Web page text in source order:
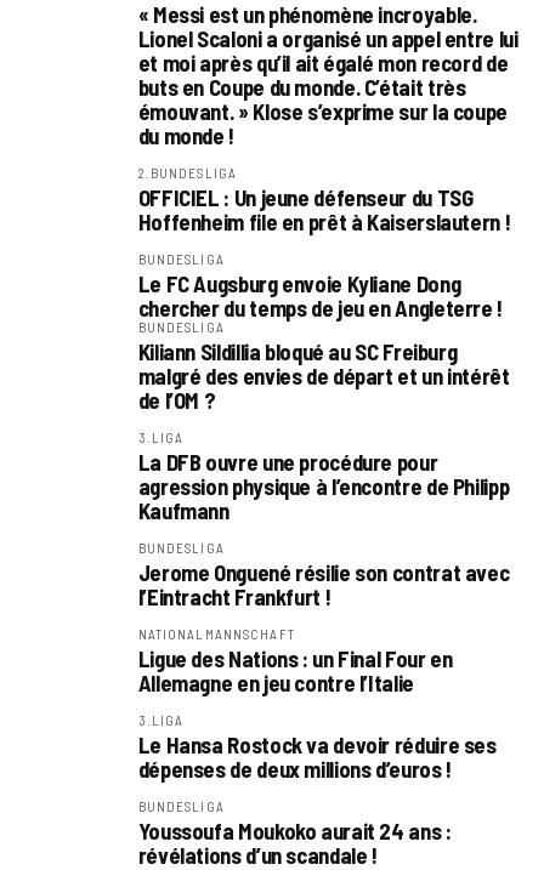
« Messi est un phénomène incroyable.
Lionel Scaloni a organisé un appel entre lui
et moi après qu’il ait égalé mon record de
buts en Coupe du monde. C’était très
émouvant. » Klose s’exprime sur la coupe
du monde !
2.BUNDESLIGA
OFFICIEL : Un jeune défenseur du TSG
Hoffenheim file en prêt à Kaiserslautern !
BUNDESLIGA
Le FC Augsburg envoie Kyliane Dong
chercher du temps de jeu en Angleterre !
BUNDESLIGA
Kiliann Sildillia bloqué au SC Freiburg
malgré des envies de départ et un intérêt
de l’OM ?
3.LIGA
La DFB ouvre une procédure pour
agression physique à l’encontre de Philipp
Kaufmann
BUNDESLIGA
Jerome Onguené résilie son contrat avec
l’Eintracht Frankfurt !
NATIONALMANNSCHAFT
Ligue des Nations : un Final Four en
Allemagne en jeu contre l’Italie
3.LIGA
Le Hansa Rostock va devoir réduire ses
dépenses de deux millions d’euros !
BUNDESLIGA
Youssoufa Moukoko aurait 24 ans :
révélations d’un scandale !